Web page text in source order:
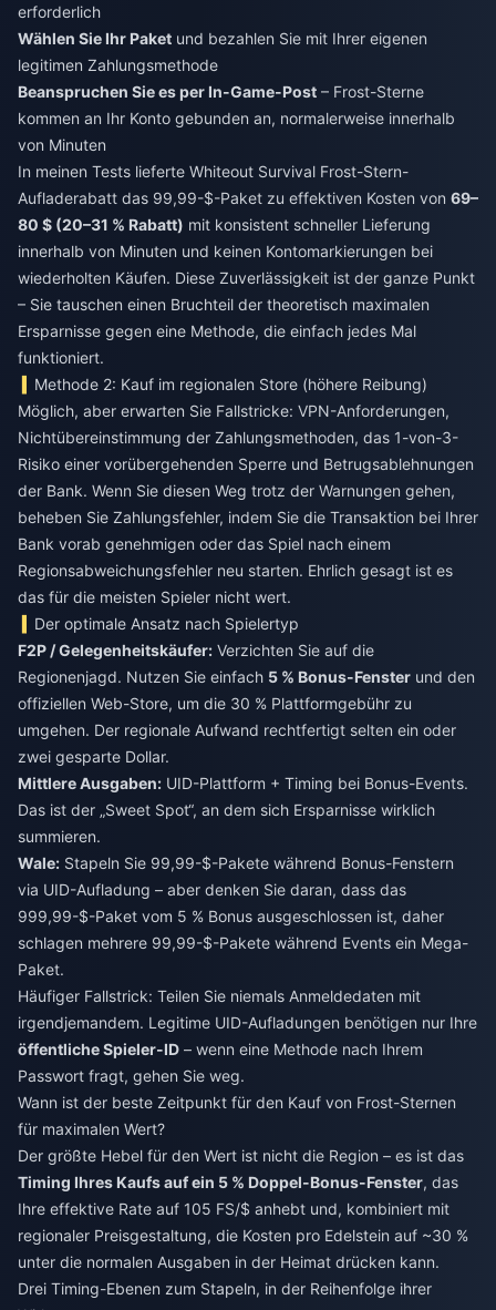
erforderlich
Wählen Sie Ihr Paket und bezahlen Sie mit Ihrer eigenen
legitimen Zahlungsmethode
Beanspruchen Sie es per In-Game-Post – Frost-Sterne
kommen an Ihr Konto gebunden an, normalerweise innerhalb
von Minuten
In meinen Tests lieferte Whiteout Survival Frost-Stern-
Aufladerabatt das 99,99-$-Paket zu effektiven Kosten von 69–
80 $ (20–31 % Rabatt) mit konsistent schneller Lieferung
innerhalb von Minuten und keinen Kontomarkierungen bei
wiederholten Käufen. Diese Zuverlässigkeit ist der ganze Punkt
– Sie tauschen einen Bruchteil der theoretisch maximalen
Ersparnisse gegen eine Methode, die einfach jedes Mal
funktioniert.
Methode 2: Kauf im regionalen Store (höhere Reibung)
Möglich, aber erwarten Sie Fallstricke: VPN-Anforderungen,
Nichtübereinstimmung der Zahlungsmethoden, das 1-von-3-
Risiko einer vorübergehenden Sperre und Betrugsablehnungen
der Bank. Wenn Sie diesen Weg trotz der Warnungen gehen,
beheben Sie Zahlungsfehler, indem Sie die Transaktion bei Ihrer
Bank vorab genehmigen oder das Spiel nach einem
Regionsabweichungsfehler neu starten. Ehrlich gesagt ist es
das für die meisten Spieler nicht wert.
Der optimale Ansatz nach Spielertyp
F2P / Gelegenheitskäufer: Verzichten Sie auf die
Regionenjagd. Nutzen Sie einfach 5 % Bonus-Fenster und den
offiziellen Web-Store, um die 30 % Plattformgebühr zu
umgehen. Der regionale Aufwand rechtfertigt selten ein oder
zwei gesparte Dollar.
Mittlere Ausgaben: UID-Plattform + Timing bei Bonus-Events.
Das ist der „Sweet Spot“, an dem sich Ersparnisse wirklich
summieren.
Wale: Stapeln Sie 99,99-$-Pakete während Bonus-Fenstern
via UID-Aufladung – aber denken Sie daran, dass das
999,99-$-Paket vom 5 % Bonus ausgeschlossen ist, daher
schlagen mehrere 99,99-$-Pakete während Events ein Mega-
Paket.
Häufiger Fallstrick: Teilen Sie niemals Anmeldedaten mit
irgendjemandem. Legitime UID-Aufladungen benötigen nur Ihre
öffentliche Spieler-ID – wenn eine Methode nach Ihrem
Passwort fragt, gehen Sie weg.
Wann ist der beste Zeitpunkt für den Kauf von Frost-Sternen
für maximalen Wert?
Der größte Hebel für den Wert ist nicht die Region – es ist das
Timing Ihres Kaufs auf ein 5 % Doppel-Bonus-Fenster, das
Ihre effektive Rate auf 105 FS/$ anhebt und, kombiniert mit
regionaler Preisgestaltung, die Kosten pro Edelstein auf ~30 %
unter die normalen Ausgaben in der Heimat drücken kann.
Drei Timing-Ebenen zum Stapeln, in der Reihenfolge ihrer